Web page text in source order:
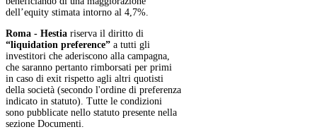
dell’equity stimata intorno al 4,7%.
Roma - Hestia riserva il diritto di
“liquidation preference” a tutti gli
investitori che aderiscono alla campagna,
che saranno pertanto rimborsati per primi
in caso di exit rispetto agli altri quotisti
della società (secondo l'ordine di preferenza
indicato in statuto). Tutte le condizioni
sono pubblicate nello statuto presente nella
sezione Documenti.